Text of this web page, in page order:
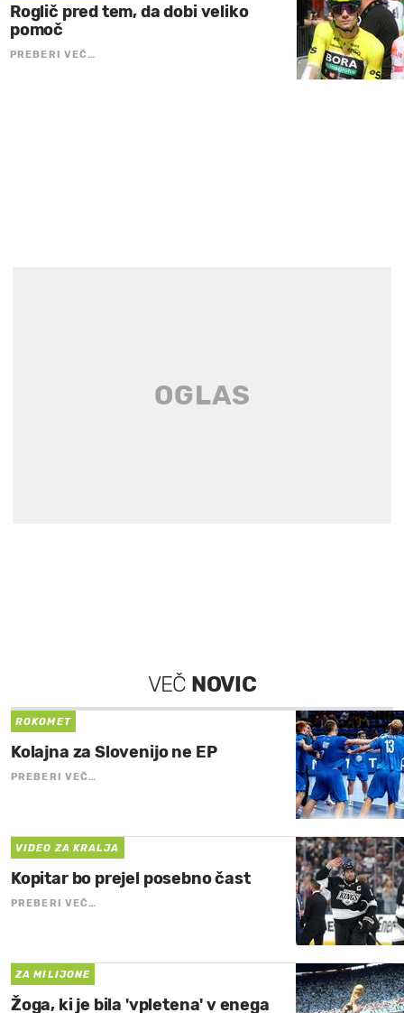
Roglič pred tem, da dobi veliko
pomoč
PREBERI VEČ…
VEČ NOVIC
ROKOMET
Kolajna za Slovenijo ne EP
PREBERI VEČ…
VIDEO ZA KRALJA
Kopitar bo prejel posebno čast
PREBERI VEČ…
ZA MILIJONE
Žoga, ki je bila 'vpletena' v enega